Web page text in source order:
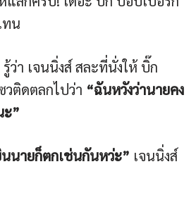
ทน
ว่า เจนนิ่งส์ สละที่นั่งให้ บิ๊ก
ติดตลกไปว่า “ฉันหวังว่านายคง
”
นนายก็ตกเช่นกันหว่ะ” เจนนิ่งส์